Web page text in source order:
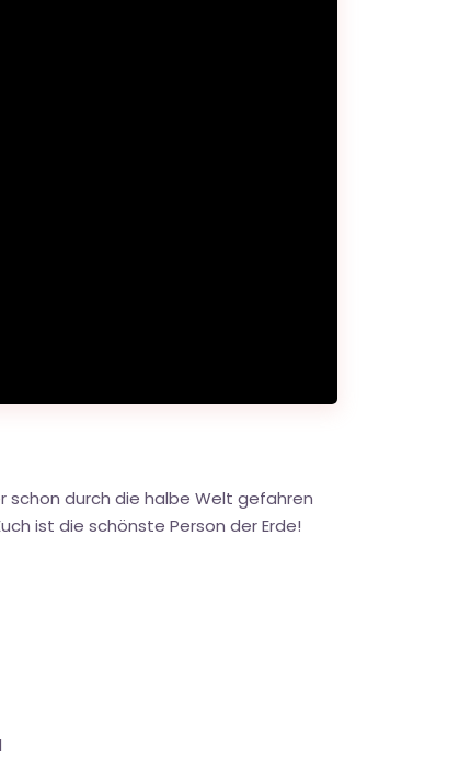
schon durch die halbe Welt gefahren
ist die schönste Person der Erde!